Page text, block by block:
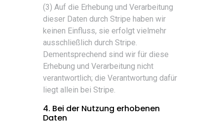
(3) Auf die Erhebung und Verarbeitung
dieser Daten durch Stripe haben wir
keinen Einfluss, sie erfolgt vielmehr
ausschließlich durch Stripe.
Dementsprechend sind wir für diese
Erhebung und Verarbeitung nicht
verantwortlich; die Verantwortung dafür
liegt allein bei Stripe.
4. Bei der Nutzung erhobenen
Daten